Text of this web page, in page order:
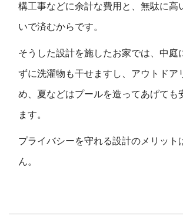
構工事などに余計な費用と、無駄に高
いで済むからです。
そうした設計を施したお家では、中庭
ずに洗濯物も干せますし、アウトドア
め、夏などはプールを造ってあげても
ます。
プライバシーを守れる設計のメリット
ん。